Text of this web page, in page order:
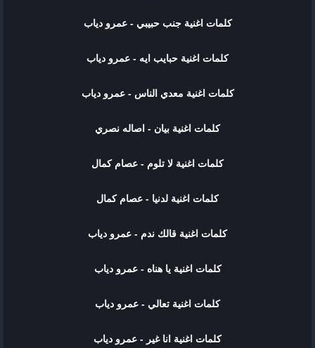
كلمات اغنية جنب حبيبي - عمرو دياب
كلمات اغنية حبايب ايه - عمرو دياب
كلمات اغنية معدي الناس - عمرو دياب
كلمات اغنية بيان - اصاله نصري
كلمات اغنية لا تلوم - عصام كمال
كلمات اغنية لدنيا - عصام كمال
كلمات اغنية قالك ندم - عمرو دياب
كلمات اغنية يا هناه - عمرو دياب
كلمات اغنية تعالي - عمرو دياب
كلمات اغنية انا غير - عمرو دياب